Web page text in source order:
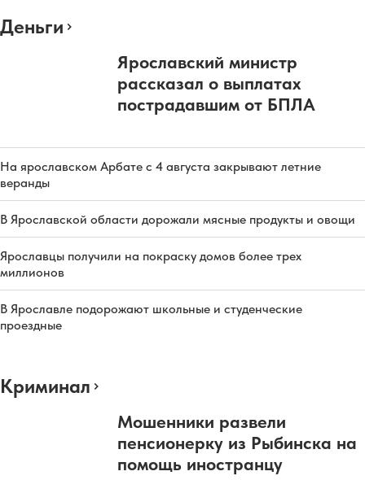
Деньги
Ярославский министр
рассказал о выплатах
пострадавшим от БПЛА
На ярославском Арбате с 4 августа закрывают летние
веранды
В Ярославской области дорожали мясные продукты и овощи
Ярославцы получили на покраску домов более трех
миллионов
В Ярославле подорожают школьные и студенческие
проездные
Криминал
Мошенники развели
пенсионерку из Рыбинска на
помощь иностранцу